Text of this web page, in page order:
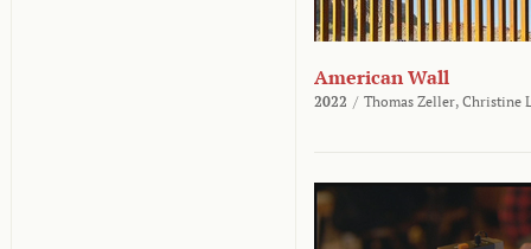
American Wall
2022 / Thomas Zeller, Christine